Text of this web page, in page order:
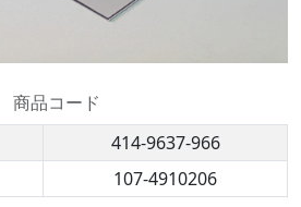
商品コード
414-9637-966
107-4910206